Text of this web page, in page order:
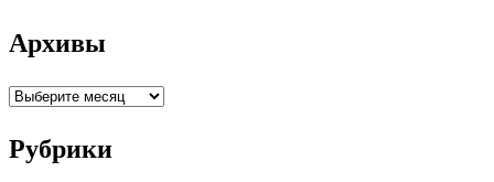
Архивы
Архивы
Рубрики